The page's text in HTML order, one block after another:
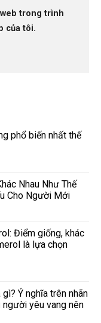
phổ biến nhất thế
Nhau Như Thế
Cho Người Mới
Điểm giống, khác
là lựa chọn
Ý nghĩa trên nhãn
yêu vang nên
trong trình
của tôi.